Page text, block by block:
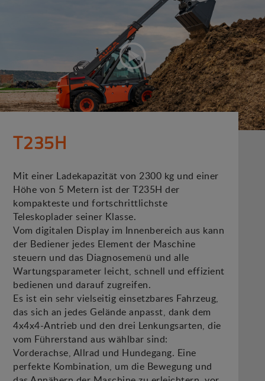
T235H
Mit einer Ladekapazität von 2300 kg und einer
Höhe von 5 Metern ist der T235H der
kompakteste und fortschrittlichste
Teleskoplader seiner Klasse.
Vom digitalen Display im Innenbereich aus kann
der Bediener jedes Element der Maschine
steuern und das Diagnosemenü und alle
Wartungsparameter leicht, schnell und effizient
bedienen und darauf zugreifen.
Es ist ein sehr vielseitig einsetzbares Fahrzeug,
das sich an jedes Gelände anpasst, dank dem
4x4x4-Antrieb und den drei Lenkungsarten, die
vom Führerstand aus wählbar sind:
Vorderachse, Allrad und Hundegang. Eine
perfekte Kombination, um die Bewegung und